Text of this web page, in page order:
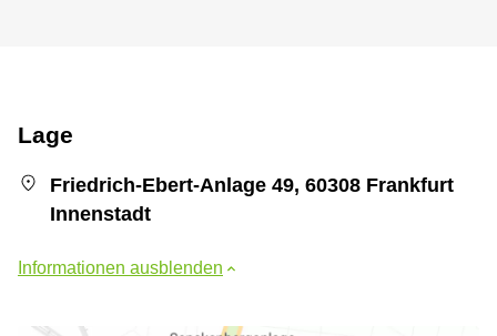
Lage
Friedrich-Ebert-Anlage 49, 60308 Frankfurt
Innenstadt
Informationen ausblenden